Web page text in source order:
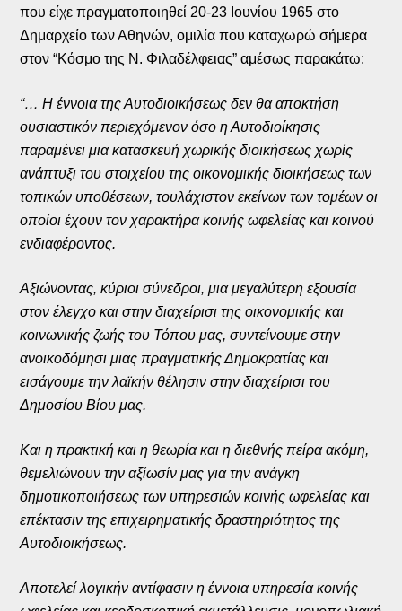
που είχε πραγματοποιηθεί 20-23 Ιουνίου 1965 στο
Δημαρχείο των Αθηνών, ομιλία που καταχωρώ σήμερα
στον “Κόσμο της Ν. Φιλαδέλφειας” αμέσως παρακάτω:
“… Η έννοια της Αυτοδιοικήσεως δεν θα αποκτήση
ουσιαστικόν περιεχόμενον όσο η Αυτοδιοίκησις
παραμένει μια κατασκευή χωρικής διοικήσεως χωρίς
ανάπτυξι του στοιχείου της οικονομικής διοικήσεως των
τοπικών υποθέσεων, τουλάχιστον εκείνων των τομέων οι
οποίοι έχουν τον χαρακτήρα κοινής ωφελείας και κοινού
ενδιαφέροντος.
Αξιώνοντας, κύριοι σύνεδροι, μια μεγαλύτερη εξουσία
στον έλεγχο και στην διαχείρισι της οικονομικής και
κοινωνικής ζωής του Τόπου μας, συντείνουμε στην
ανοικοδόμησι μιας πραγματικής Δημοκρατίας και
εισάγουμε την λαϊκήν θέλησιν στην διαχείρισι του
Δημοσίου Βίου μας.
Και η πρακτική και η θεωρία και η διεθνής πείρα ακόμη,
θεμελιώνουν την αξίωσίν μας για την ανάγκη
δημοτικοποιήσεως των υπηρεσιών κοινής ωφελείας και
επέκτασιν της επιχειρηματικής δραστηριότητος της
Αυτοδιοικήσεως.
Αποτελεί λογικήν αντίφασιν η έννοια υπηρεσία κοινής